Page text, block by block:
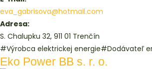
eva_gabrisova@hotmail.com
Adresa:
S. Chalupku 32, 911 01 Trenčín
#Výrobca elektrickej energie#Dodávateľ
Eko Power BB s. r. o.